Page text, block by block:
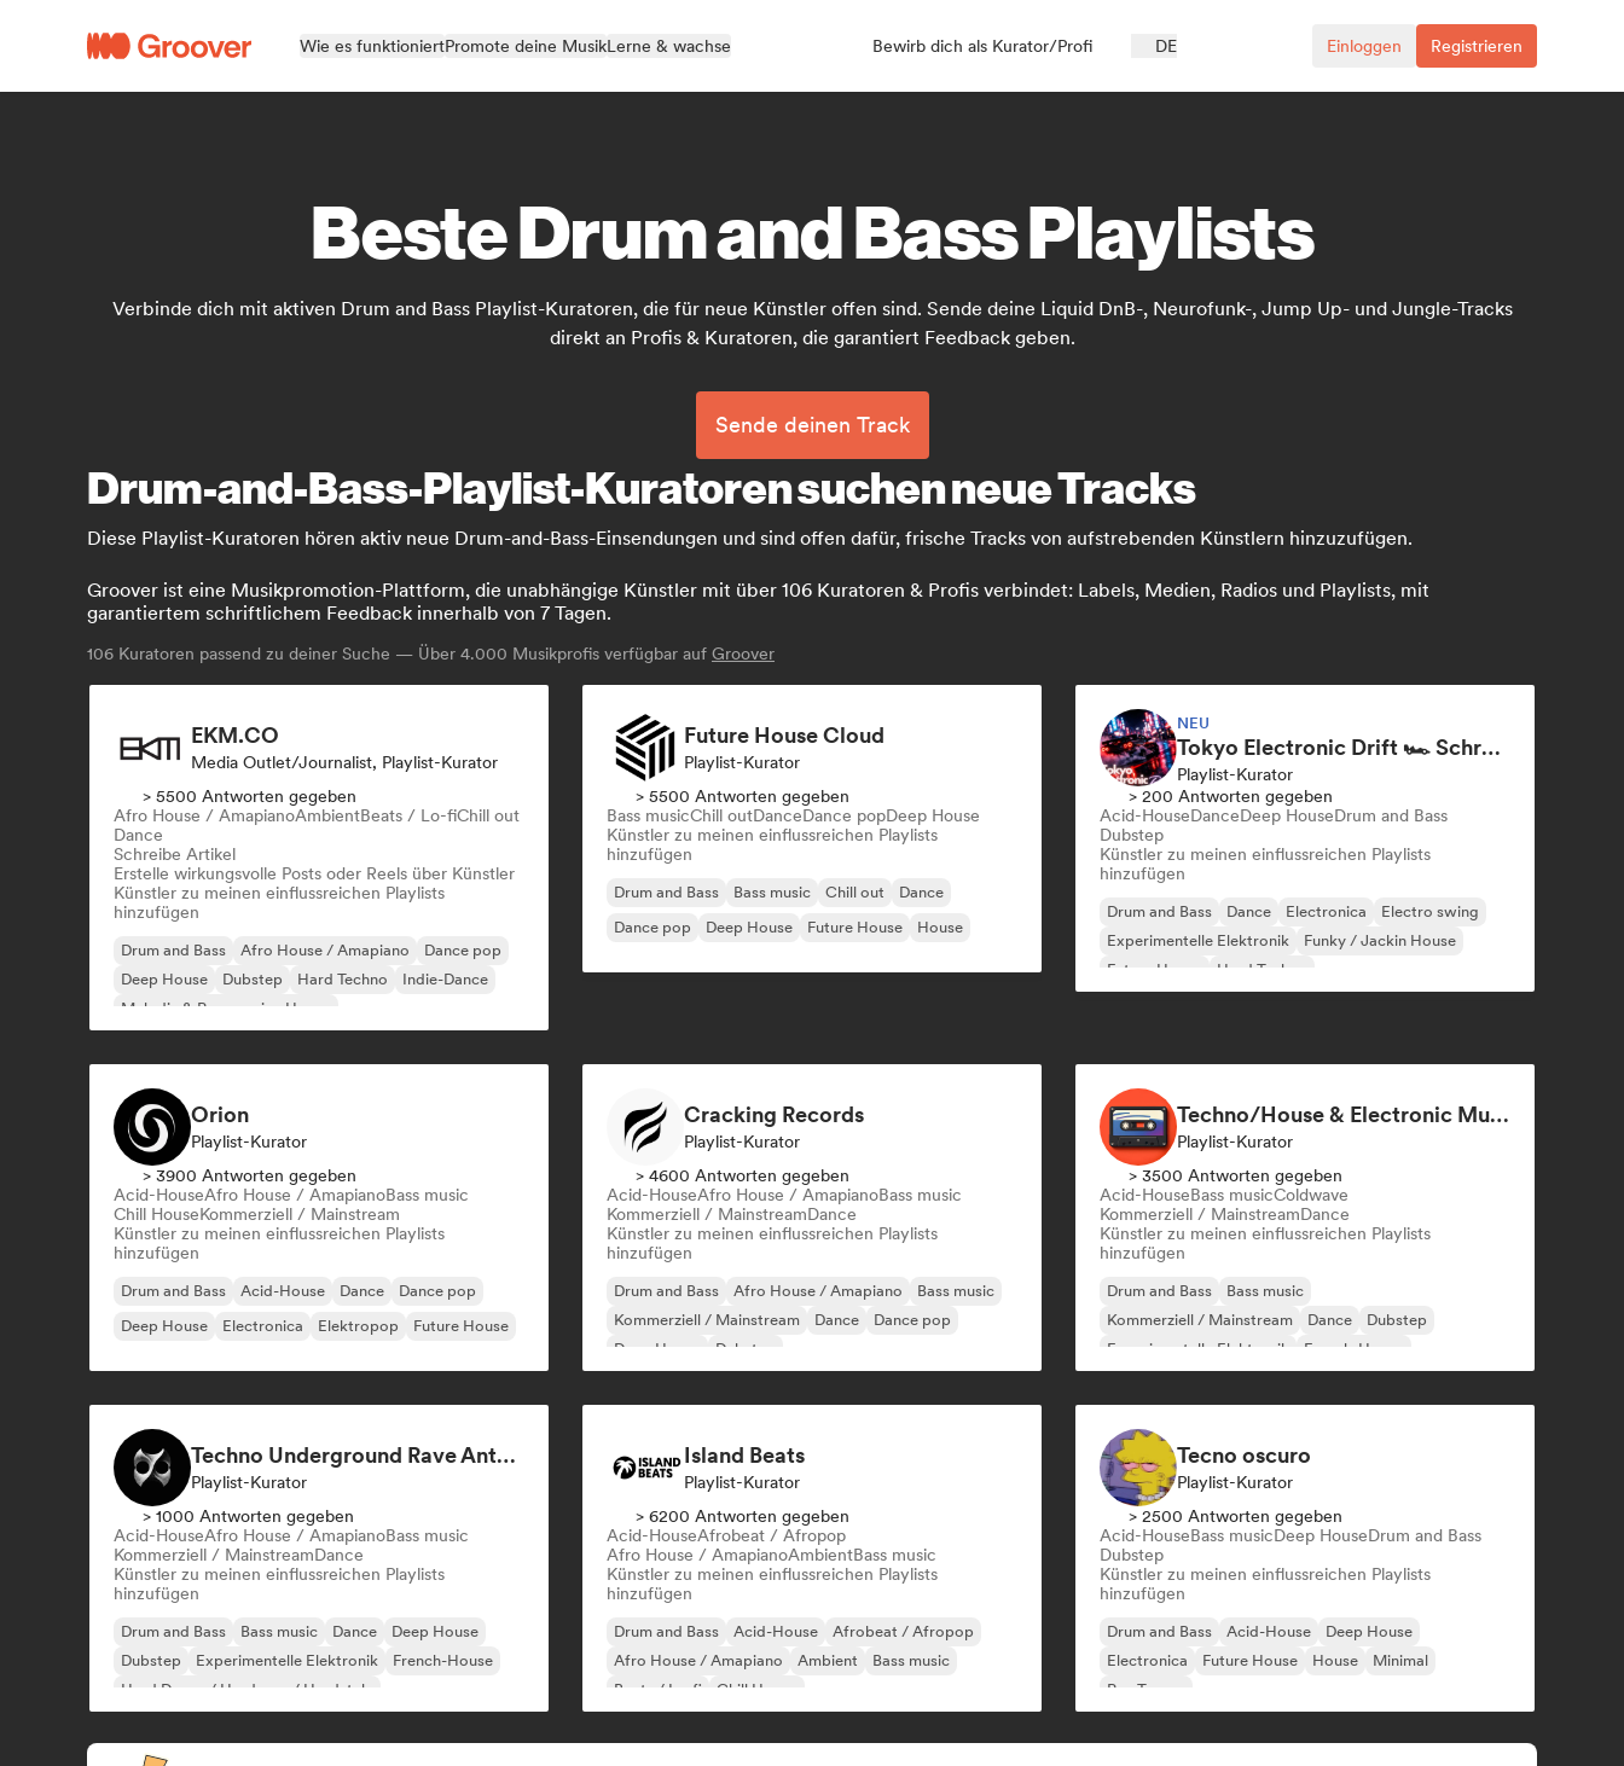
Wie es funktioniertPromote deine MusikLerne & wachse Bewirb dich als Kurator/Profi DE Einloggen Registrieren
Beste Drum and Bass Playlists
Verbinde dich mit aktiven Drum and Bass Playlist-Kuratoren, die für neue Künstler offen sind. Sende deine Liquid DnB-, Neurofunk-, Jump Up- und Jungle-Tracks
direkt an Profis & Kuratoren, die garantiert Feedback geben.
Sende deinen Track
Drum-and-Bass-Playlist-Kuratoren suchen neue Tracks
Diese Playlist-Kuratoren hören aktiv neue Drum-and-Bass-Einsendungen und sind offen dafür, frische Tracks von aufstrebenden Künstlern hinzuzufügen.
Groover ist eine Musikpromotion-Plattform, die unabhängige Künstler mit über 106 Kuratoren & Profis verbindet: Labels, Medien, Radios und Playlists, mit
garantiertem schriftlichem Feedback innerhalb von 7 Tagen.
106 Kuratoren passend zu deiner Suche — Über 4.000 Musikprofis verfügbar auf Groover
EKM.CO
Media Outlet/Journalist, Playlist-Kurator
> 5500 Antworten gegeben
Afro House / AmapianoAmbientBeats / Lo-fiChill out
Dance
Schreibe Artikel
Erstelle wirkungsvolle Posts oder Reels über Künstler
Künstler zu meinen einflussreichen Playlists
hinzufügen
Drum and Bass Afro House / Amapiano
Dance pop
Deep House
Dubstep Hard Techno
Indie-Dance
Melodic & Progressive House
Future House Cloud
Playlist-Kurator
> 5500 Antworten gegeben
Bass musicChill outDanceDance popDeep House
Künstler zu meinen einflussreichen Playlists
hinzufügen
Drum and Bass Bass music Chill out
Dance
Dance pop
Deep House Future House House
NEU
Tokyo Electronic Drift 🏎️ Schranz, Hard Techno & Anime EDM
Playlist-Kurator
> 200 Antworten gegeben
Acid-HouseDanceDeep HouseDrum and Bass
Dubstep
Künstler zu meinen einflussreichen Playlists
hinzufügen
Drum and Bass Dance Electronica
Electro swing
Experimentelle Elektronik
Funky / Jackin House
Future House
Hard Techno
Orion
Playlist-Kurator
> 3900 Antworten gegeben
Acid-HouseAfro House / AmapianoBass music
Chill HouseKommerziell / Mainstream
Künstler zu meinen einflussreichen Playlists
hinzufügen
Drum and Bass Acid-House Dance
Dance pop
Deep House
Electronica Elektropop Future House
Cracking Records
Playlist-Kurator
> 4600 Antworten gegeben
Acid-HouseAfro House / AmapianoBass music
Kommerziell / MainstreamDance
Künstler zu meinen einflussreichen Playlists
hinzufügen
Drum and Bass Afro House / Amapiano
Bass music
Kommerziell / Mainstream
Dance
Dance pop
Deep House
Dubstep
Techno/House & Electronic Music for Svea Playlists
Playlist-Kurator
> 3500 Antworten gegeben
Acid-HouseBass musicColdwave
Kommerziell / MainstreamDance
Künstler zu meinen einflussreichen Playlists
hinzufügen
Drum and Bass
Bass music
Kommerziell / Mainstream
Dance
Dubstep
Experimentelle Elektronik
French-House
Techno Underground Rave Anthems by Orphium
Playlist-Kurator
> 1000 Antworten gegeben
Acid-HouseAfro House / AmapianoBass music
Kommerziell / MainstreamDance
Künstler zu meinen einflussreichen Playlists
hinzufügen
Drum and Bass Bass music Dance
Deep House
Dubstep
Experimentelle Elektronik
French-House
Hard Dance / Hardcore / Hardstyle
Island Beats
Playlist-Kurator
> 6200 Antworten gegeben
Acid-HouseAfrobeat / Afropop
Afro House / AmapianoAmbientBass music
Künstler zu meinen einflussreichen Playlists
hinzufügen
Drum and Bass Acid-House
Afrobeat / Afropop
Afro House / Amapiano
Ambient
Bass music
Beats / Lo-fi
Chill House
Tecno oscuro
Playlist-Kurator
> 2500 Antworten gegeben
Acid-HouseBass musicDeep HouseDrum and Bass
Dubstep
Künstler zu meinen einflussreichen Playlists
hinzufügen
Drum and Bass Acid-House
Deep House
Electronica
Future House House
Minimal
Psy-Trance